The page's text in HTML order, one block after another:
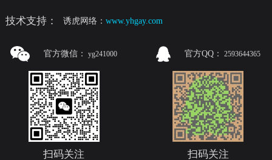
技术支持： 诱虎网络：www.yhgay.com
官方微信： yg241000
扫码关注
官方QQ： 2593644365
扫码关注